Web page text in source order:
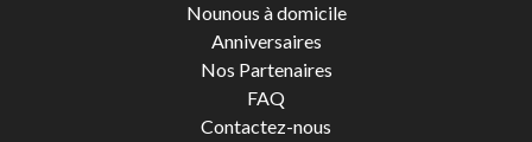
Nounous à domicile
Anniversaires
Nos Partenaires
FAQ
Contactez-nous